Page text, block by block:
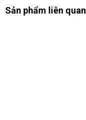
Sản phẩm liên quan